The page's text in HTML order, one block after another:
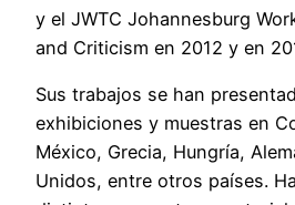
y el JWTC Johannesburg
and Criticism en 2012 y en
Sus trabajos se han
exhibiciones y muestras en
México, Grecia, Hungría,
Unidos, entre otros países.